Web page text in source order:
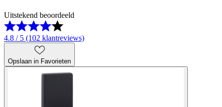
Uitstekend beoordeeld
4.8 / 5 (102 klantreviews)
Opslaan in Favorieten